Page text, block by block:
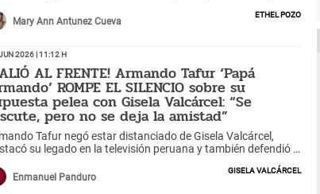
Mary Ann Antunez Cueva
Ethel Pozo
2026 | 11:12 h
AL FRENTE! Armando Tafur ‘Papá
ROMPE EL SILENCIO sobre su
pelea con Gisela Valcárcel: “Se
pero no se deja la amistad”
Tafur negó estar distanciado de Gisela Valcárcel,
su legado en la televisión peruana y también defendió a
Enmanuel Panduro
Gisela Valcárcel